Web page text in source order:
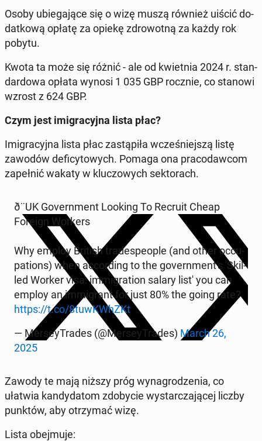
Osoby ubie­ga­ją­ce się o wizę muszą również uiścić do­
dat­ko­wą opłatę za opiekę zdro­wot­ną za każdy rok
pobytu.
Kwota ta może się różnić - ale od kwiet­nia 2024 r. stan­
dar­do­wa opłata wynosi 1 035 GBP rocznie, co stanowi
wzrost z 624 GBP.
Czym jest imi­gra­cyj­na lista płac?
Imi­gra­cyj­na lista płac za­stą­pi­ła wcze­śniej­szą listę
zawodów de­fi­cy­to­wych. Pomaga ona pra­co­daw­com
za­peł­nić wakaty w klu­czo­wych sek­to­rach.
ð¨UK Go­vern­ment Looking To Recruit Cheap
Foreign Workers
Why employ British tra­de­spe­ople (and other oc­cu­
pa­tions) when ac­cor­ding to the go­vern­men­t's 'Skil­
led Worker visa: im­mi­gra­tion salary list' you can
employ an im­mi­grant for just 80% the going rate?
https://t.co/8tuw­KWhZKt
— Mer­sey­Tra­des (@Mer­sey­Tra­des) March 26,
2025
Zawody te mają niższy próg wy­na­gro­dze­nia, co
ułatwia kan­dy­da­tom zdo­by­cie wy­star­cza­ją­cej liczby
punktów, aby otrzy­mać wizę.
Lista obej­mu­je: